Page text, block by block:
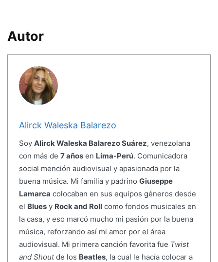
Autor
Alirck Waleska Balarezo
Soy Alirck Waleska Balarezo Suárez, venezolana
con más de 7 añosen Lima-Perú. Comunicadora
social mención audiovisual y apasionada por la
buena música. Mi familia y padrino Giuseppe
Lamarca colocaban en sus equipos géneros desde
el Bluesy Rock and Rollcomo fondos musicales en
la casa, y eso marcó mucho mi pasión por la buena
música, reforzando así mi amor por el área
audiovisual. Mi primera canción favorita fue Twist
and Shoutde los Beatles, la cual le hacía colocar a